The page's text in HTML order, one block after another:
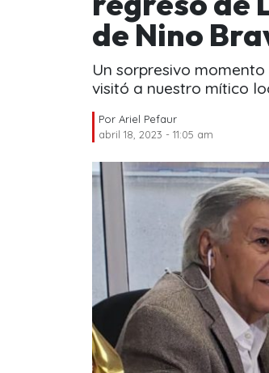
de Nino
Un sorpresivo
visitó a nuestro mítico
Por Ariel Pefaur
abril 18, 2023 - 11:05 am